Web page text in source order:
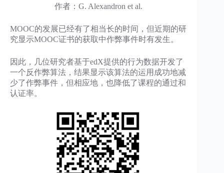
作者：G. Alexandron et al.
MOOC的发展已经有了相当长的时间，但近期的研
究显示MOOC证书的获取中作弊事件时有发生。
因此，几位研究者基于edX提供的行为数据开发了
一个反作弊算法，结果显示该算法的运用成功地减
少了作弊事件，但相应地，也降低了课程的通过和
认证率。